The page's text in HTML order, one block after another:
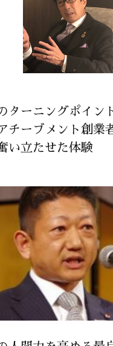
ターニングポイン
チーブメント創業
い立たせた体験